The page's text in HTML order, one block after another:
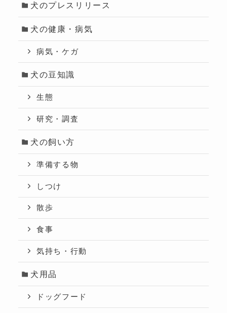
犬のプレスリリース
犬の健康・病気
病気・ケガ
犬の豆知識
生態
研究・調査
犬の飼い方
準備する物
しつけ
散歩
食事
気持ち・行動
犬用品
ドッグフード